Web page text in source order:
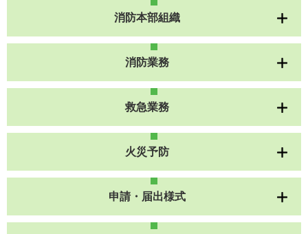
消防本部組織
消防業務
救急業務
火災予防
申請・届出様式